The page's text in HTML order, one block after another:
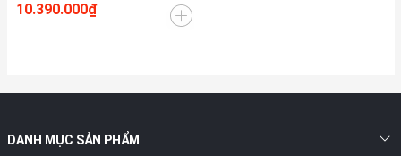
10.390.000₫
DANH MỤC SẢN PHẨM